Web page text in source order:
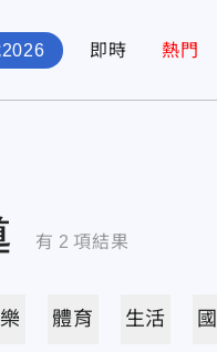
即時 熱門
有 2 項結果
體育 生活